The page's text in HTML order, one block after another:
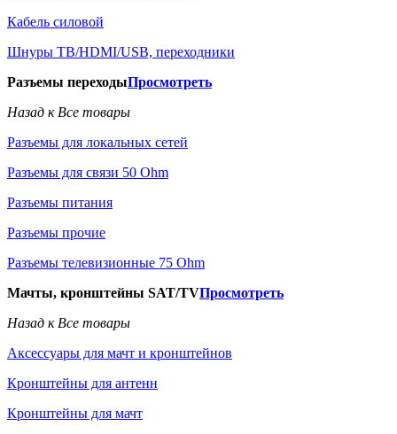
Кабель силовой
Шнуры ТВ/HDMI/USB, переходники
Разъемы переходыПросмотреть
Назад к Все товары
Разъемы для локальных сетей
Разъемы для связи 50 Ohm
Разъемы питания
Разъемы прочие
Разъемы телевизионные 75 Ohm
Мачты, кронштейны SAT/TVПросмотреть
Назад к Все товары
Аксессуары для мачт и кронштейнов
Кронштейны для антенн
Кронштейны для мачт